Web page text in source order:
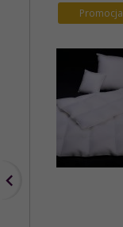
Promocja